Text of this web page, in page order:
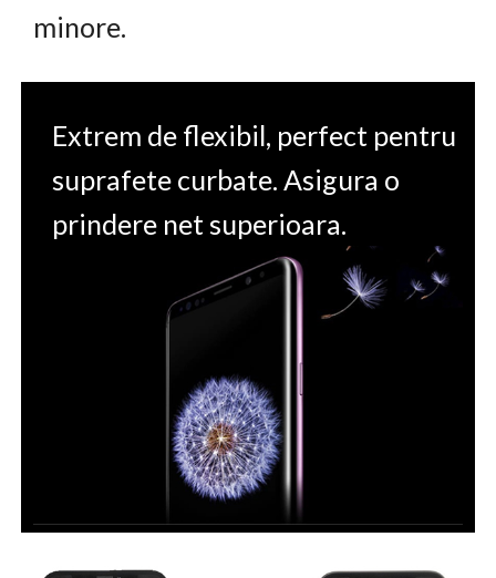
minore.
Extrem de flexibil, perfect pentru
suprafete curbate. Asigura o
prindere net superioara.